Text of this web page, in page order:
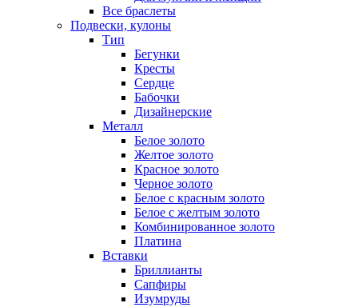
Все браслеты
Подвески, кулоны
Тип
Бегунки
Кресты
Сердце
Бабочки
Дизайнерские
Металл
Белое золото
Желтое золото
Красное золото
Черное золото
Белое с красным золото
Белое с желтым золото
Комбинированное золото
Платина
Вставки
Бриллианты
Сапфиры
Изумруды